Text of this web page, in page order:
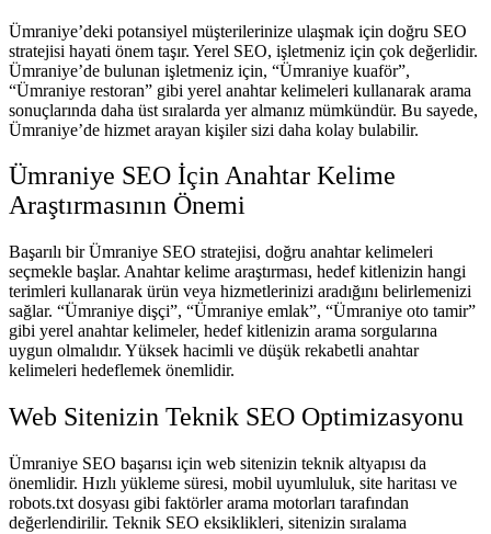
Ümraniye’deki potansiyel müşterilerinize ulaşmak için doğru SEO
stratejisi hayati önem taşır. Yerel SEO, işletmeniz için çok değerlidir.
Ümraniye’de bulunan işletmeniz için, “Ümraniye kuaför”,
“Ümraniye restoran” gibi yerel anahtar kelimeleri kullanarak arama
sonuçlarında daha üst sıralarda yer almanız mümkündür. Bu sayede,
Ümraniye’de hizmet arayan kişiler sizi daha kolay bulabilir.
Ümraniye SEO İçin Anahtar Kelime
Araştırmasının Önemi
Başarılı bir Ümraniye SEO stratejisi, doğru anahtar kelimeleri
seçmekle başlar. Anahtar kelime araştırması, hedef kitlenizin hangi
terimleri kullanarak ürün veya hizmetlerinizi aradığını belirlemenizi
sağlar. “Ümraniye dişçi”, “Ümraniye emlak”, “Ümraniye oto tamir”
gibi yerel anahtar kelimeler, hedef kitlenizin arama sorgularına
uygun olmalıdır. Yüksek hacimli ve düşük rekabetli anahtar
kelimeleri hedeflemek önemlidir.
Web Sitenizin Teknik SEO Optimizasyonu
Ümraniye SEO başarısı için web sitenizin teknik altyapısı da
önemlidir. Hızlı yükleme süresi, mobil uyumluluk, site haritası ve
robots.txt dosyası gibi faktörler arama motorları tarafından
değerlendirilir. Teknik SEO eksiklikleri, sitenizin sıralama